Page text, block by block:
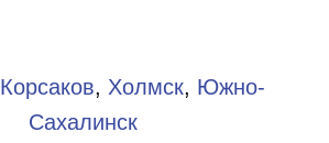
Корсаков, Холмск, Южно-
Сахалинск